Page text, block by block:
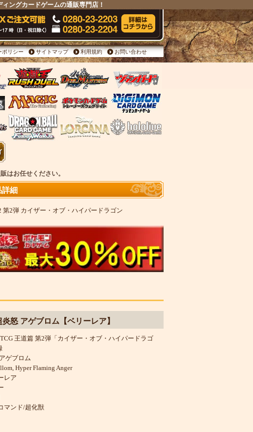
ングカードゲームの通販専門店！
ポリシー サイトマップ 利用規約 お問い合わせ
はお任せください。
細
第2弾 カイザー・オブ・ハイパードラゴン
炎怒 アゲブロム【ベリーレア】
王道篇 第2弾「カイザー・オブ・ハイパードラゴ
ゲブロム
Hyper Flaming Anger
レア
マンド/超化獣